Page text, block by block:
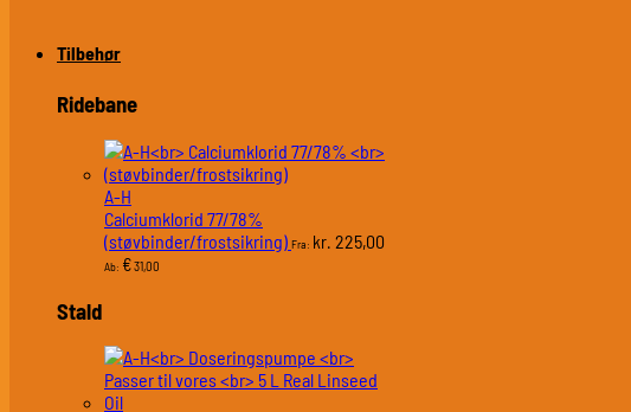
Tilbehør
Ridebane
A-H
Calciumklorid 77/78%
(støvbinder/frostsikring) Fra: kr. 225,00
Ab: €31,00
Stald